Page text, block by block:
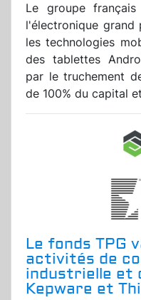
Le groupe
l'électronique grand
les technologies
des tablettes
par le truchement
de 100% du capital
Le fonds TPG
activités de
industrielle et
Kepware et